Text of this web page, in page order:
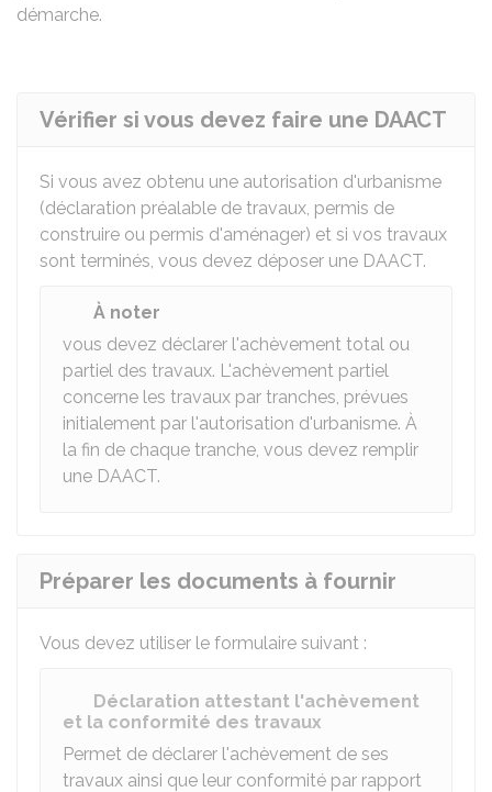
démarche.
Vérifier si vous devez faire une DAACT
Si vous avez obtenu une autorisation d'urbanisme
(déclaration préalable de travaux, permis de
construire ou permis d'aménager) et si vos travaux
sont terminés, vous devez déposer une DAACT.
À noter
vous devez déclarer l'achèvement total ou
partiel des travaux. L'achèvement partiel
concerne les travaux par tranches, prévues
initialement par l'autorisation d'urbanisme. À
la fin de chaque tranche, vous devez remplir
une DAACT.
Préparer les documents à fournir
Vous devez utiliser le formulaire suivant :
Déclaration attestant l'achèvement
et la conformité des travaux
Permet de déclarer l'achèvement de ses
travaux ainsi que leur conformité par rapport